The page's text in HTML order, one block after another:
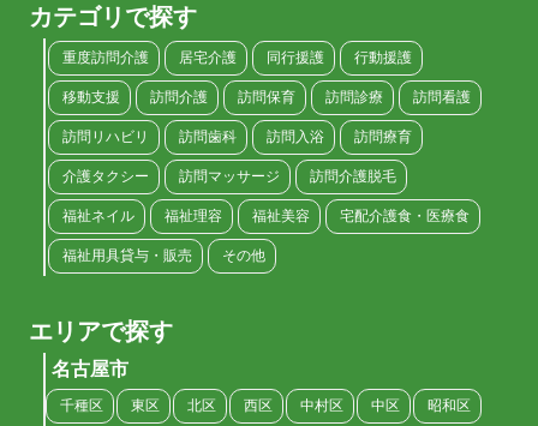
カテゴリで探す
重度訪問介護 居宅介護 同行援護 行動援護
移動支援 訪問介護 訪問保育 訪問診療 訪問看護
訪問リハビリ 訪問歯科 訪問入浴 訪問療育
介護タクシー 訪問マッサージ 訪問介護脱毛
福祉ネイル 福祉理容 福祉美容 宅配介護食・医療食
福祉用具貸与・販売 その他
エリアで探す
名古屋市
千種区 東区 北区 西区 中村区 中区 昭和区